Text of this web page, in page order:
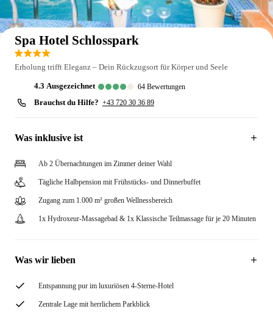
Auf der Karte anzeigen
Spa Hotel Schlosspark
Erholung trifft Eleganz – Dein Rückzugsort für Körper und Seele
4.3 ausgezeichnet 64 Bewertungen
Brauchst du Hilfe? +43 720 30 36 89
Was inklusive ist
Ab 2 Übernachtungen im Zimmer deiner Wahl
Tägliche Halbpension mit Frühstücks- und Dinnerbuffet
Zugang zum 1.000 m² großen Wellnessbereich
1x Hydroxeur-Massagebad & 1x Klassische Teilmassage für je 20 Minuten
Was wir lieben
Entspannung pur im luxuriösen 4-Sterne-Hotel
Zentrale Lage mit herrlichem Parkblick